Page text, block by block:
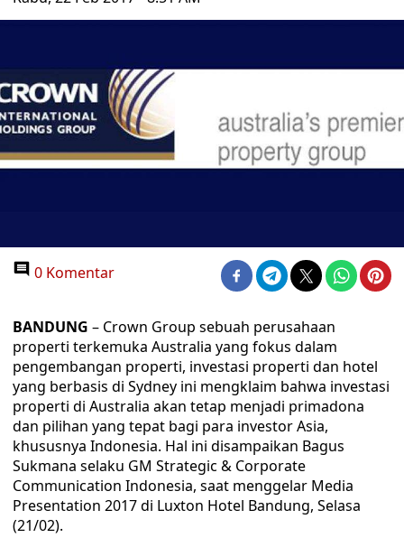
0 Komentar
BANDUNG – Crown Group sebuah perusahaan
properti terkemuka Australia yang fokus dalam
pengembangan properti, investasi properti dan hotel
yang berbasis di Sydney ini mengklaim bahwa investasi
properti di Australia akan tetap menjadi primadona
dan pilihan yang tepat bagi para investor Asia,
khususnya Indonesia. Hal ini disampaikan Bagus
Sukmana selaku GM Strategic & Corporate
Communication Indonesia, saat menggelar Media
Presentation 2017 di Luxton Hotel Bandung, Selasa
(21/02).